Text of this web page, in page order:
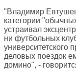
"Владимир
категории
устраивал
ни футбольных
университетского
деловых поездок
домино", -